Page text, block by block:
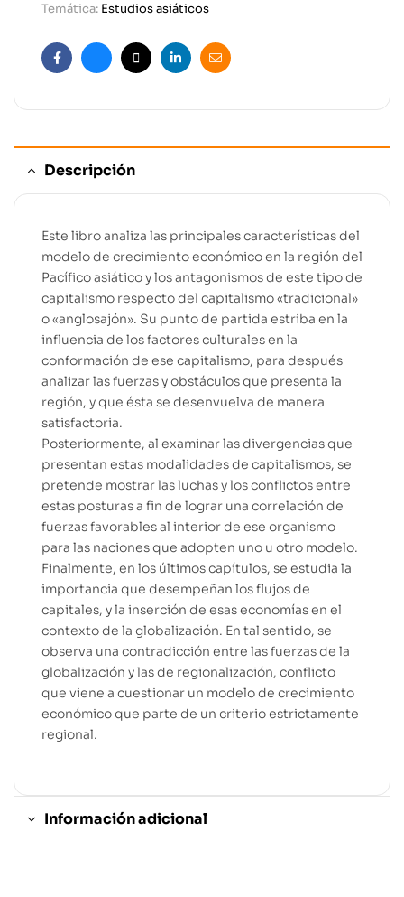
Temática: Estudios asiáticos
FacebookBluesky
X Linkedin
Email
Descripción
Este libro analiza las principales características del
modelo de crecimiento económico en la región del
Pacífico asiático y los antagonismos de este tipo de
capitalismo respecto del capitalismo «tradicional»
o «anglosajón». Su punto de partida estriba en la
influencia de los factores culturales en la
conformación de ese capitalismo, para después
analizar las fuerzas y obstáculos que presenta la
región, y que ésta se desenvuelva de manera
satisfactoria.
Posteriormente, al examinar las divergencias que
presentan estas modalidades de capitalismos, se
pretende mostrar las luchas y los conflictos entre
estas posturas a fin de lograr una correlación de
fuerzas favorables al interior de ese organismo
para las naciones que adopten uno u otro modelo.
Finalmente, en los últimos capítulos, se estudia la
importancia que desempeñan los flujos de
capitales, y la inserción de esas economías en el
contexto de la globalización. En tal sentido, se
observa una contradicción entre las fuerzas de la
globalización y las de regionalización, conflicto
que viene a cuestionar un modelo de crecimiento
económico que parte de un criterio estrictamente
regional.
Información adicional